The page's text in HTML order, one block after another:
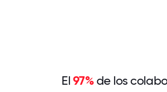
El 97%de los